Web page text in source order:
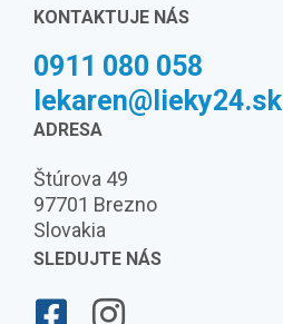
KONTAKTUJE NÁS
0911 080 058
lekaren@lieky24.sk
ADRESA
Štúrova 49
97701 Brezno
Slovakia
SLEDUJTE NÁS